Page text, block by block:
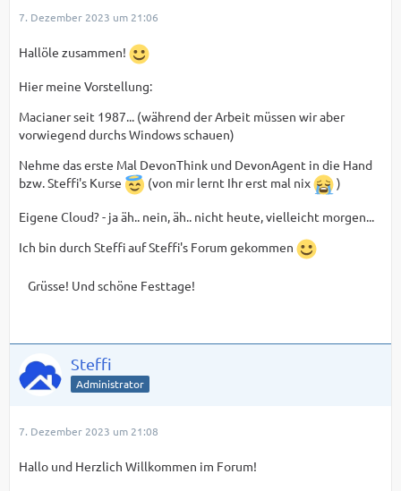
7. Dezember 2023 um 21:06
Hallöle zusammen!
Hier meine Vorstellung:
Macianer seit 1987... (während der Arbeit müssen wir aber
vorwiegend durchs Windows schauen)
Nehme das erste Mal DevonThink und DevonAgent in die Hand
bzw. Steffi's Kurse
(von mir lernt Ihr erst mal nix )
Eigene Cloud? - ja äh.. nein, äh.. nicht heute, vielleicht morgen...
Ich bin durch Steffi auf Steffi's Forum gekommen
Grüsse! Und schöne Festtage!
Steffi
Administrator
7. Dezember 2023 um 21:08
Hallo und Herzlich Willkommen im Forum!